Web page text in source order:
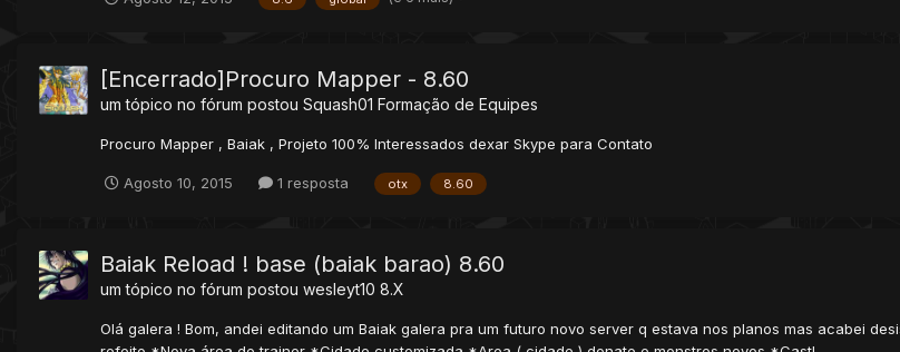
[Encerrado]Procuro Mapper - 8.60
um tópico no fórum postou Squash01 Formação de Equipes
Procuro Mapper , Baiak , Projeto 100% Interessados dexar Skype para Contato
Agosto 10, 2015 1 resposta otx 8.60
Baiak Reload ! base (baiak barao) 8.60
um tópico no fórum postou wesleyt10 8.X
Olá galera ! Bom, andei editando um Baiak galera pra um futuro novo server q estava nos planos mas acabei